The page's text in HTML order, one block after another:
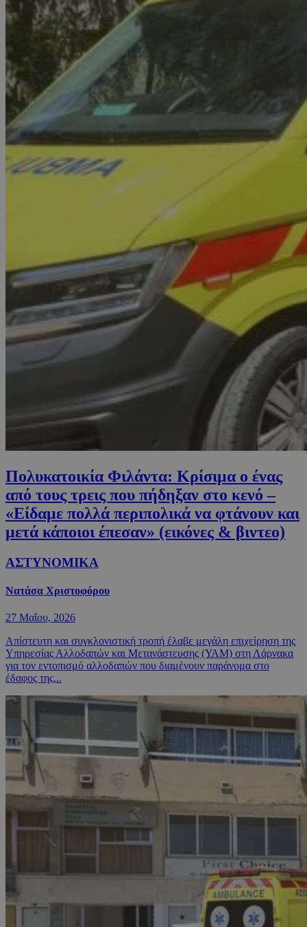
Πολυκατοικία Φιλάντα: Κρίσιμα ο ένας
από τους τρεις που πήδηξαν στο κενό –
«Είδαμε πολλά περιπολικά να φτάνουν και
μετά κάποιοι έπεσαν» (εικόνες & βιντεο)
ΑΣΤΥΝΟΜΙΚΑ
Νατάσα Χριστοφόρου
27 Μαΐου, 2026
Απίστευτη και συγκλονιστική τροπή έλαβε μεγάλη επιχείρηση της
Υπηρεσίας Αλλοδαπών και Μετανάστευσης (ΥΑΜ) στη Λάρνακα
για τον εντοπισμό αλλοδαπών που διαμένουν παράνομα στο
έδαφος της...